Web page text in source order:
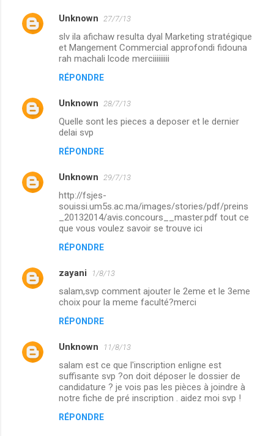
Unknown 27/7/13
slv ila afichaw resulta dyal Marketing stratégique
et Mangement Commercial approfondi fidouna
rah machali lcode merciiiiiiiii
RÉPONDRE
Unknown 28/7/13
Quelle sont les pieces a deposer et le dernier
delai svp
RÉPONDRE
Unknown 29/7/13
http://fsjes-
souissi.um5s.ac.ma/images/stories/pdf/preins
_20132014/avis.concours__master.pdf tout ce
que vous voulez savoir se trouve ici
RÉPONDRE
zayani 1/8/13
salam,svp comment ajouter le 2eme et le 3eme
choix pour la meme faculté?merci
RÉPONDRE
Unknown 11/8/13
salam est ce que l'inscription enligne est
suffisante svp ?on doit déposer le dossier de
candidature ? je vois pas les pièces à joindre à
notre fiche de pré inscription . aidez moi svp !
RÉPONDRE